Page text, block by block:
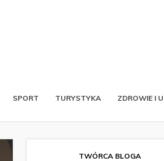
SPORT TURYSTYKA ZDROWIE I
TWÓRCA BLOGA